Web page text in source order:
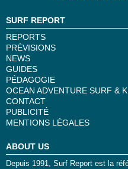
SURF REPORT
REPORTS
PRÉVISIONS
NEWS
GUIDES
PÉDAGOGIE
OCEAN ADVENTURE SURF &
CONTACT
PUBLICITÉ
MENTIONS LÉGALES
ABOUT US
Depuis 1991, Surf Report est la